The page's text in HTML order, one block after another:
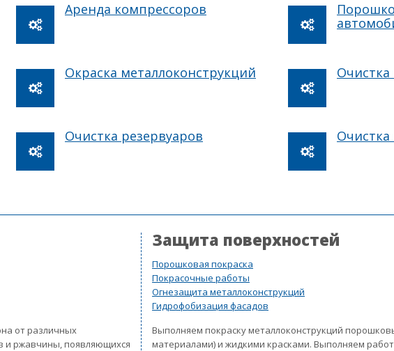
Аренда компрессоров
Окраска металлоконструкций Очистка
Очистка резервуаров Очистка
от различных
и ржавчины, появляющихся
Защита поверхностей
Порошковая покраска
Покрасочные работы
Огнезащита металлоконструкций
Гидрофобизация фасадов
Выполняем покраску металлоконструкций
материалами) и жидкими красками. Выполняем